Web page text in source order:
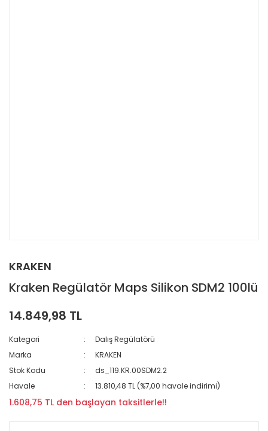
KRAKEN
Kraken Regülatör Maps Silikon SDM2 100lü
14.849,98 TL
Kategori
Dalış Regülatörü
Marka
KRAKEN
Stok Kodu
ds_119.KR.00SDM2.2
Havale
13.810,48 TL (%7,00 havale indirimi)
1.608,75 TL den başlayan taksitlerle!!